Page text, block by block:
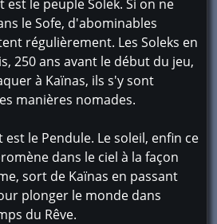
est le peuple Solek. Si on ne
le Sofe, d'abominables
régulièrement. Les Soleks en
250 ans avant le début du jeu,
à Kaïnas, ils s'y sont
manières nomades.
le Pendule. Le soleil, enfin ce
dans le ciel à la façon
sort de Kaïnas en passant
plonger le monde dans
du Rêve.